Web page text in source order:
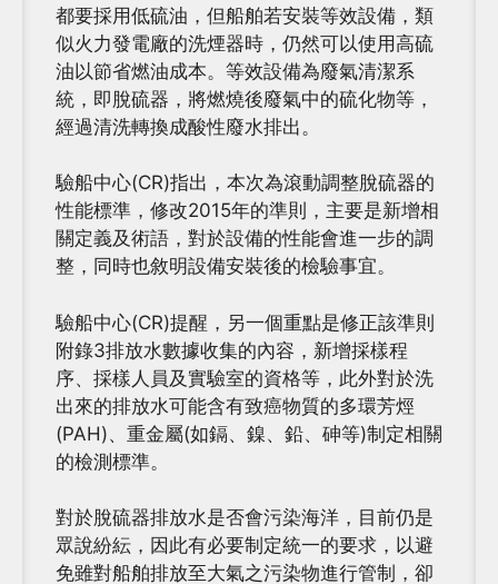
都要採用低硫油，但船舶若安裝等效設備，類
似火力發電廠的洗煙器時，仍然可以使用高硫
油以節省燃油成本。等效設備為廢氣清潔系
統，即脫硫器，將燃燒後廢氣中的硫化物等，
經過清洗轉換成酸性廢水排出。
驗船中心(CR)指出，本次為滾動調整脫硫器的
性能標準，修改2015年的準則，主要是新增相
關定義及術語，對於設備的性能會進一步的調
整，同時也敘明設備安裝後的檢驗事宜。
驗船中心(CR)提醒，另一個重點是修正該準則
附錄3排放水數據收集的內容，新增採樣程
序、採樣人員及實驗室的資格等，此外對於洗
出來的排放水可能含有致癌物質的多環芳烴
(PAH)、重金屬(如鎘、鎳、鉛、砷等)制定相關
的檢測標準。
對於脫硫器排放水是否會污染海洋，目前仍是
眾說紛紜，因此有必要制定統一的要求，以避
免雖對船舶排放至大氣之污染物進行管制，卻